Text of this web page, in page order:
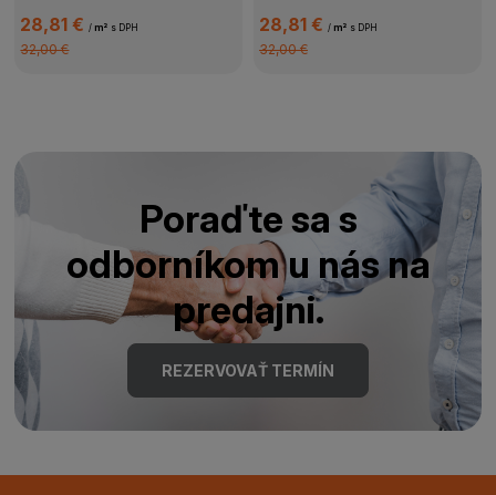
28,81 €/ m² s DPH
32,00 €
28,81 € / m² s DPH
32,00 €
Poraďte sa s
odborníkom u nás na
predajni.
REZERVOVAŤ TERMÍN